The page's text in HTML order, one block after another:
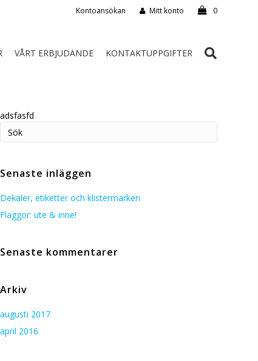
Kontoansökan Mitt konto 0
VÅRT ERBJUDANDE KONTAKTUPPGIFTER
adsfasfd
Senaste inläggen
Dekaler, etiketter och klistermärken
Flaggor: ute & inne!
Senaste kommentarer
Arkiv
augusti 2017
april 2016